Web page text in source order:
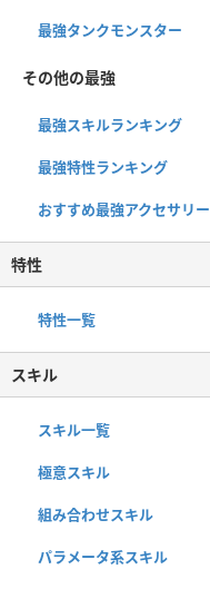
最強タンクモンスター
その他の最強
最強スキルランキング
最強特性ランキング
おすすめ最強アクセサリー
特性
特性一覧
スキル
スキル一覧
極意スキル
組み合わせスキル
パラメータ系スキル